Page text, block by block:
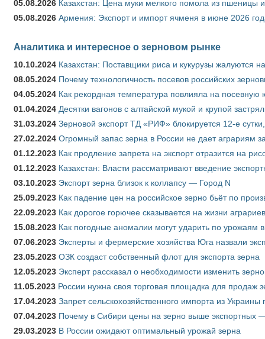
05.08.2026 Казахстан: Цена муки мелкого помола из пшеницы
05.08.2026 Армения: Экспорт и импорт ячменя в июне 2026
Аналитика и интересное о зерновом рынке
10.10.2024 Казахстан: Поставщики риса и кукурузы жалуются
08.05.2024 Почему технологичность посевов российских
04.05.2024 Как рекордная температура повлияла на
01.04.2024 Десятки вагонов с алтайской мукой и крупой
31.03.2024 Зерновой экспорт ТД «РИФ» блокируется 12-е
27.02.2024 Огромный запас зерна в России не дает аграриям
01.12.2023 Как продление запрета на экспорт отразится на
01.12.2023 Казахстан: Власти рассматривают введение
03.10.2023 Экспорт зерна близок к коллапсу — Город N
25.09.2023 Как падение цен на российское зерно бьёт по
22.09.2023 Как дорогое горючее сказывается на жизни аграриев
15.08.2023 Как погодные аномалии могут ударить по урожаям
07.06.2023 Эксперты и фермерские хозяйства Юга назвали
23.05.2023 ОЗК создаст собственный флот для экспорта зерна
12.05.2023 Эксперт рассказал о необходимости изменить
11.05.2023 России нужна своя торговая площадка для продаж
17.04.2023 Запрет сельскохозяйственного импорта из
07.04.2023 Почему в Сибири цены на зерно выше экспортных
29.03.2023 В России ожидают оптимальный урожай зерна